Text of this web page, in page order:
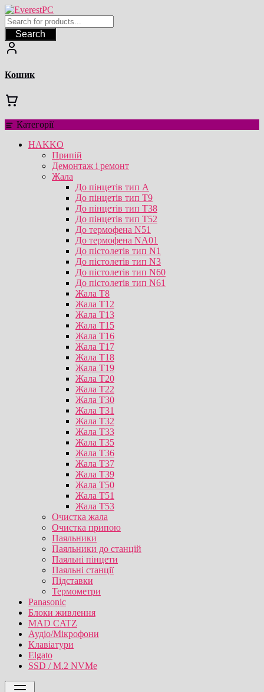
Перейти
до
вмісту
Search
Кошик
Категорії
HAKKO
Припій
Демонтаж і ремонт
Жала
До пінцетів тип А
До пінцетів тип T9
До пінцетів тип T38
До пінцетів тип T52
До термофена N51
До термофена NA01
До пістолетів тип N1
До пістолетів тип N3
До пістолетів тип N60
До пістолетів тип N61
Жала T8
Жала T12
Жала T13
Жала T15
Жала T16
Жала T17
Жала T18
Жала T19
Жала T20
Жала T22
Жала T30
Жала T31
Жала T32
Жала T33
Жала T35
Жала T36
Жала T37
Жала T39
Жала T50
Жала T51
Жала T53
Очистка жала
Очистка припою
Паяльники
Паяльники до станцій
Паяльні пінцети
Паяльні станції
Підставки
Термометри
Panasonic
Блоки живлення
MAD CATZ
Аудіо/Мікрофони
Клавіатури
Elgato
SSD / M.2 NVMe